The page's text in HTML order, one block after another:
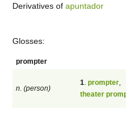
Derivatives of apuntador
Glosses:
prompter
n. (person)
1 prompter
theater